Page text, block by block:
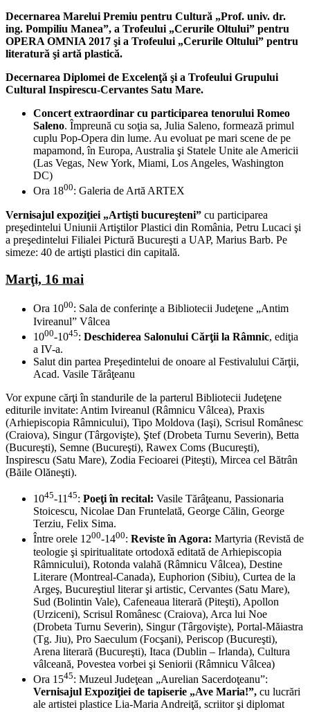
Decernarea Marelui Premiu pentru Cultură „Prof. univ. dr.
ing. Pompiliu Manea”, a Trofeului „Cerurile Oltului” pentru
OPERA OMNIA 2017 şi a Trofeului „Cerurile Oltului” pentru
literatură şi artă plastică.
Decernarea Diplomei de Excelenţă şi a Trofeului Grupului
Cultural Inspirescu-Cervantes Satu Mare.
Concert extraordinar cu participarea tenorului Romeo
Saleno. Împreună cu soţia sa, Julia Saleno, formează primul
cuplu Pop-Opera din lume. Au evoluat pe mari scene de pe
mapamond, în Europa, Australia şi Statele Unite ale Americii
(Las Vegas, New York, Miami, Los Angeles, Washington
DC)
Ora 1800: Galeria de Artă ARTEX
Vernisajul expoziţiei „Artişti bucureşteni” cu participarea
preşedintelui Uniunii Artiştilor Plastici din România, Petru Lucaci şi
a preşedintelui Filialei Pictură Bucureşti a UAP, Marius Barb. Pe
simeze: 40 de artişti plastici din capitală.
Marţi, 16 mai
Ora 1000: Sala de conferinţe a Bibliotecii Judeţene „Antim
Ivireanul” Vâlcea
1000-1045: Deschiderea Salonului Cărţii la Râmnic, ediţia
a IV-a.
Salut din partea Preşedintelui de onoare al Festivalului Cărţii,
Acad. Vasile Tărâţeanu
Vor expune cărţi în standurile de la parterul Bibliotecii Judeţene
editurile invitate: Antim Ivireanul (Râmnicu Vâlcea), Praxis
(Arhiepiscopia Râmnicului), Tipo Moldova (Iaşi), Scrisul Românesc
(Craiova), Singur (Târgovişte), Ştef (Drobeta Turnu Severin), Betta
(Bucureşti), Semne (Bucureşti), Rawex Coms (Bucureşti),
Inspirescu (Satu Mare), Zodia Fecioarei (Piteşti), Mircea cel Bătrân
(Băile Olăneşti).
1045-11 45: Poeţi în recital: Vasile Tărâţeanu, Passionaria
Stoicescu, Nicolae Dan Fruntelată, George Călin, George
Terziu, Felix Sima.
Între orele 1200-1400: Reviste în Agora: Martyria (Revistă de
teologie şi spiritualitate ortodoxă editată de Arhiepiscopia
Râmnicului), Rotonda valahă (Râmnicu Vâlcea), Destine
Literare (Montreal-Canada), Euphorion (Sibiu), Curtea de la
Argeş, Bucureştiul literar şi artistic, Cervantes (Satu Mare),
Sud (Bolintin Vale), Cafeneaua literară (Piteşti), Apollon
(Urziceni), Scrisul Românesc (Craiova), Arca lui Noe
(Drobeta Turnu Severin), Singur (Târgovişte), Portal-Măiastra
(Tg. Jiu), Pro Saeculum (Focşani), Periscop (Bucureşti),
Arena literară (Bucureşti), Itaca (Dublin – Irlanda), Cultura
vâlceană, Povestea vorbei şi Seniorii (Râmnicu Vâlcea)
Ora 1545: Muzeul Judeţean „Aurelian Sacerdoţeanu”:
Vernisajul Expoziţiei de tapiserie „Ave Maria!”, cu lucrări
ale artistei plastice Lia-Maria Andreiţă, scriitor şi diplomat